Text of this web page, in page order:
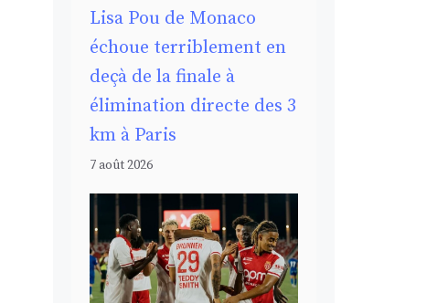
Lisa Pou de Monaco
échoue terriblement en
deçà de la finale à
élimination directe des 3
km à Paris
7 août 2026